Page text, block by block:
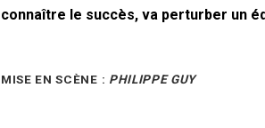
connaître le succès, va perturber un
MISE EN SCÈNE : PHILIPPE GUY